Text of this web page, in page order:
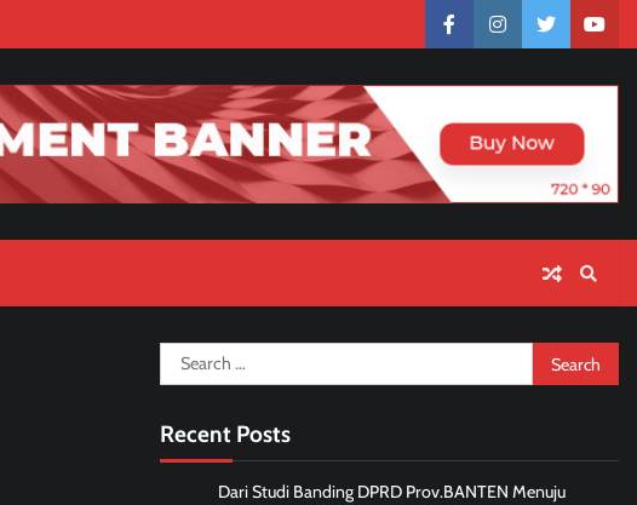
facebookinstagramtwitter
Search
for:
Recent Posts
Dari Studi Banding DPRD Prov.BANTEN Menuju